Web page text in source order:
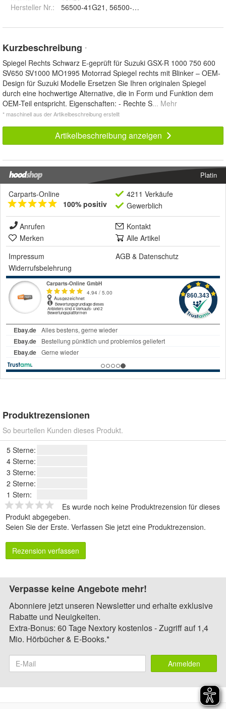
Hersteller Nr.:
56500-41G21, 56500-41G10, 56500-41G
Kurzbeschreibung *
Spiegel Rechts Schwarz E-geprüft für Suzuki GSX-R 1000 750 600
SV650 SV1000 MO1995 Motorrad Spiegel rechts mit Blinker – OEM-
Design für Suzuki Modelle Ersetzen Sie Ihren originalen Spiegel
durch eine hochwertige Alternative, die in Form und Funktion dem
OEM-Teil entspricht. Eigenschaften: - Rechte S... Mehr
* maschinell aus der Artikelbeschreibung erstellt
Artikelbeschreibung anzeigen
Platin
Carparts-Online
100% positiv
4211 Verkäufe
Gewerblich
Anrufen
Kontakt
Merken
Alle Artikel
Impressum
AGB & Datenschutz
Widerrufsbelehrung
Produktrezensionen
So beurteilen Kunden dieses Produkt.
5 Sterne:
4 Sterne:
3 Sterne:
2 Sterne:
1 Stern:
Es wurde noch keine Produktrezension für dieses
Produkt abgegeben.
Seien Sie der Erste. Verfassen Sie jetzt eine Produktrezension.
Rezension verfassen
Verpasse keine Angebote mehr!
Abonniere jetzt unseren Newsletter und erhalte exklusive
Rabatte und Neuigkeiten.
Extra-Bonus: 60 Tage Nextory kostenlos - Zugriff auf 1,4
Mio. Hörbücher & E-Books.*
Anmelden